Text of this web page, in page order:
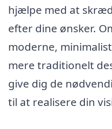
hjælpe med at
efter dine ønsker.
moderne,
mere traditionelt
give dig de
til at realisere din